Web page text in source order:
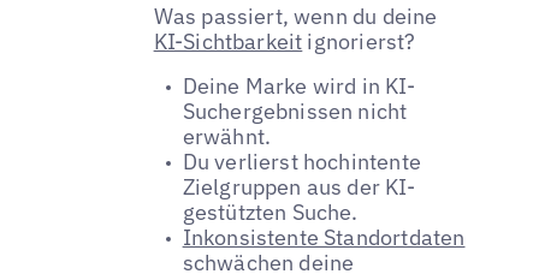
Was passiert, wenn du deine
KI-Sichtbarkeit ignorierst?
Deine Marke wird in KI-
Suchergebnissen nicht
erwähnt.
Du verlierst hochintente
Zielgruppen aus der KI-
gestützten Suche.
Inkonsistente Standortdaten
schwächen deine